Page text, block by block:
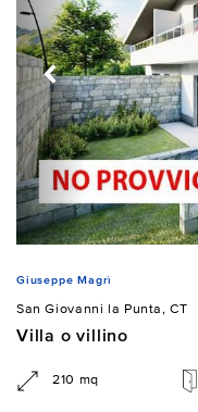
Giuseppe Magrì
San Giovanni la Punta, CT
Villa o villino
210 mq